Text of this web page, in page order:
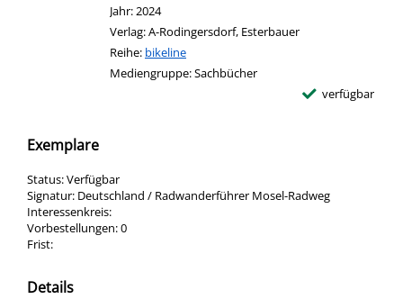
Jahr:2024
Verlag:A-Rodingersdorf, Esterbauer
Reihe: bikeline
Mediengruppe:Sachbücher
verfügbar
Exemplare
Status:Verfügbar
Signatur: Deutschland / Radwanderführer Mosel-Radweg
Interessenkreis:
Vorbestellungen:0
Frist:
Details